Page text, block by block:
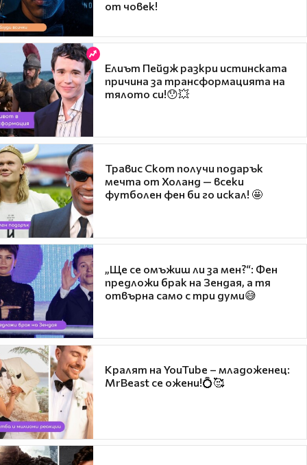
от човек!
Елиът Пейдж разкри истинската
причина за трансформацията на
тялото си!😯💥
Травис Скот получи подарък
мечта от Холанд — всеки
футболен фен би го искал! 🤩
„Ще се омъжиш ли за мен?“: Фен
предложи брак на Зендая, а тя
отвърна само с три думи😅
Кралят на YouTube – младоженец:
MrBeast се ожени!💍🥰